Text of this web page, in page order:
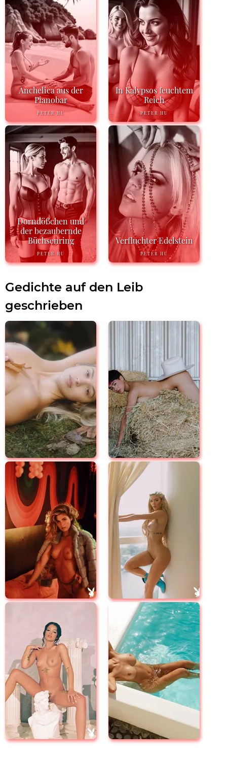
Anchelica aus der
Pianobar
PETER HU
In Kalypsos feuchtem
Reich
PETER HU
Dorndößchen und
der bezaubernde
Büchsenring
PETER HU
Verfluchter Edelstein
PETER HU
Gedichte auf den Leib
geschrieben